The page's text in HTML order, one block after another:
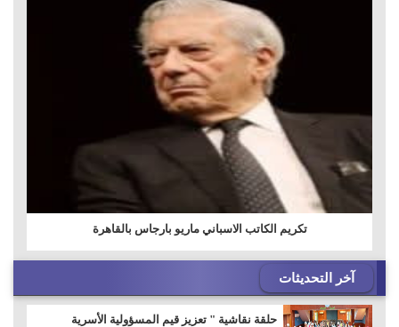
تكريم الكاتب الاسباني ماريو بارجاس بالقاهرة
آخر التحديثات
حلقة نقاشية " تعزيز قيم المسؤولية الأسرية